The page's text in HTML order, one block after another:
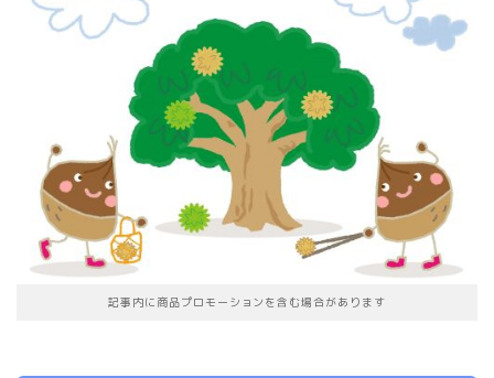
記事内に商品プロモーションを含む場合があります